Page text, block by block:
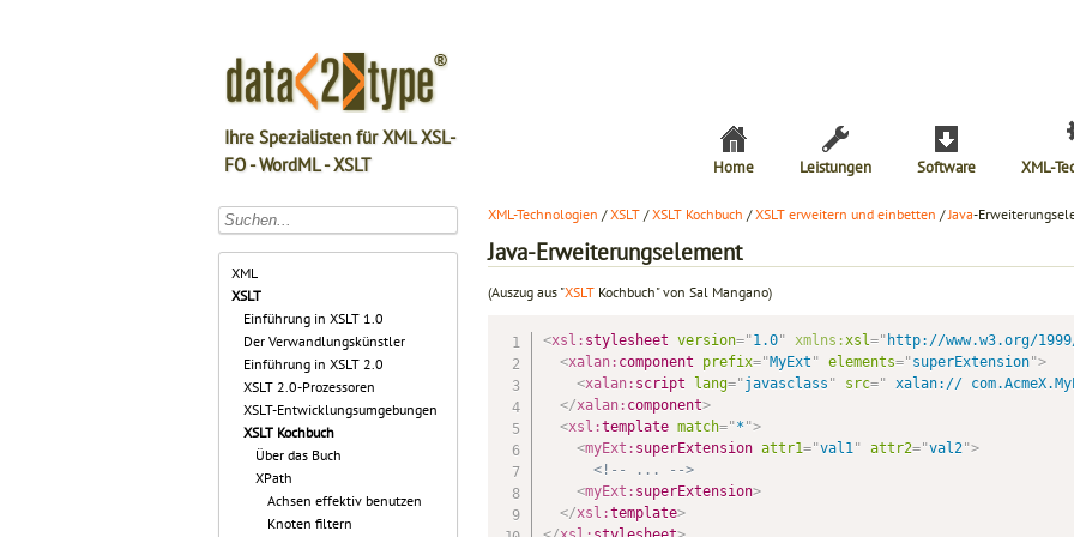
Ihre Spezialisten für XML XSL-
FO - WordML - XSLT
Home Leistungen Software XML-
XML
XSLT
Einführung in XSLT 1.0
Der Verwandlungskünstler
Einführung in XSLT 2.0
XSLT 2.0-Prozessoren
XSLT-Entwicklungsumgebungen
XSLT Kochbuch
Über das Buch
XPath
Achsen effektiv benutzen
Knoten filtern
XML-Technologien /XSLT /XSLT Kochbuch /XSLT erweitern und einbetten /Java-
Java-Erweiterungselement
(Auszug aus "XSLT Kochbuch" von Sal Mangano)
<xsl: stylesheet version="1.0" xmlns:xsl=" http://www.w3.org/
<xalan: component prefix="MyExt " elements="superExtension">
<xalan: script lang="javasclass " src=" xalan://
</xalan: component>
<xsl:template match="* ">
<myExt: superExtension attr1="val1" attr2="val2">
<!-- ... -->
<myExt: superExtension>
</xsl:template>